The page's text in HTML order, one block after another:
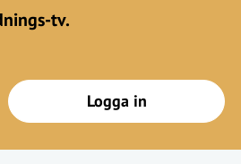
tv.
Logga in